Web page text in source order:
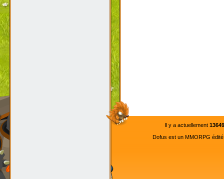
Il y a actuellement 13649
Dofus est un MMORPG